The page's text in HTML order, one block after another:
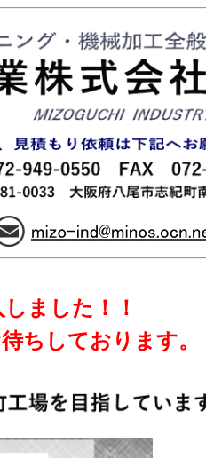
ました！！
ちしております。